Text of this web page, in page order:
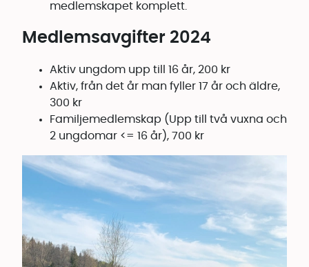
medlemskapet komplett.
Medlemsavgifter 2024
Aktiv ungdom upp till 16 år, 200 kr
Aktiv, från det år man fyller 17 år och äldre,
300 kr
Familjemedlemskap (Upp till två vuxna och
2 ungdomar <= 16 år), 700 kr